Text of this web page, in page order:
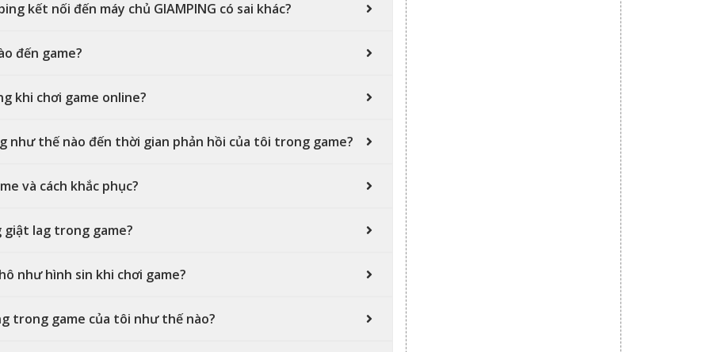
kết nối đến máy chủ GIAMPING có sai khác?
đến game?
khi chơi game online?
như thế nào đến thời gian phản hồi của tôi trong game?
và cách khắc phục?
lag trong game?
như hình sin khi chơi game?
trong game của tôi như thế nào?